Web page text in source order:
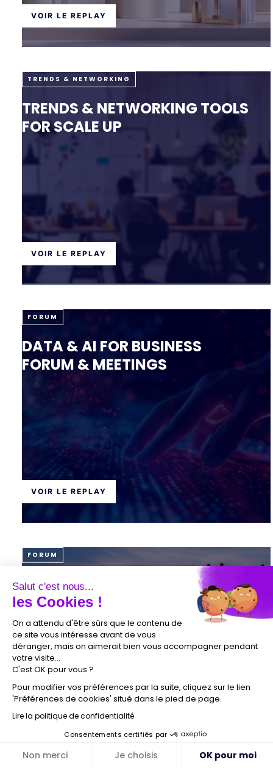
VOIR LE REPLAY
TRENDS & NETWORKING
TRENDS & NETWORKING TOOLS
FOR SCALE UP
VOIR LE REPLAY
FORUM
DATA & AI FOR BUSINESS
FORUM & MEETINGS
VOIR LE REPLAY
FORUM
WORK EXPERIENCE
Salut c'est nous...
les Cookies !
On a attendu d'être sûrs que le contenu de
ce site vous intéresse avant de vous
déranger, mais on aimerait bien vous accompagner pendant
votre visite...
C'est OK pour vous ?
Pour modifier vos préférences par la suite, cliquez sur le lien
'Préférences de cookies' situé dans le pied de page.
Lire la politique de confidentialité
Consentements certifiés par
Non merci Je choisis OK pour moi